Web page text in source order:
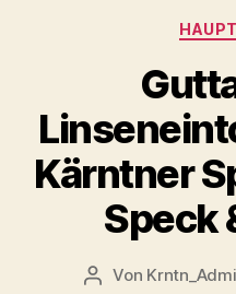
Kärntner
Speck
Beitragsautor
Von